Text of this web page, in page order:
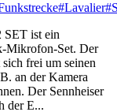
#Lavalier
SET ist ein
Mikrofon-Set. Der
frei um seinen
an der Kamera
Der Sennheiser
der E...